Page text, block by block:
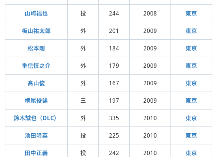
山﨑福也 投 244 2008 東京
板山祐太郎 外 201 2009 東京
松本剛 外 184 2009 東京
重信慎之介 外 179 2009 東京
髙山俊 外 167 2009 東京
横尾俊建 三 197 2009 東京
鈴木誠也（DLC） 外 335 2010 東京
池田隆英 投 225 2010 東京
田中正義 投 242 2010 東京